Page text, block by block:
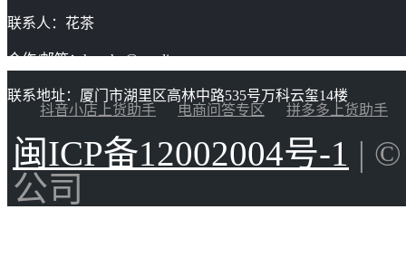
联系人：花茶
合作/邮箱：huacha@gaoding.com
联系地址：厦门市湖里区高林中路535号万科云玺14楼
抖音小店上货助手
电商问答专区 拼多多上货助手
闽ICP备12002004号-1 |
公司